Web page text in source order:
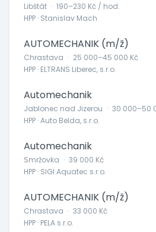
Libštát · 190–230 Kč / hod.
HPP · Stanislav Mach
AUTOMECHANIK (m/ž)
Chrastava · 25 000–45 000 Kč
HPP · ELTRANS Liberec, s.r.o.
Automechanik
Jablonec nad Jizerou · 30 000–50
HPP · Auto Belda, s.r.o.
Automechanik
Smržovka · 39 000 Kč
HPP · SIGI Aquatec s.r.o.
AUTOMECHANIK (m/ž)
Chrastava · 33 000 Kč
HPP · PELA s.r.o.